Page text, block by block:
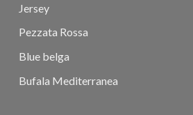
Jersey
Pezzata Rossa
Blue belga
Bufala Mediterranea